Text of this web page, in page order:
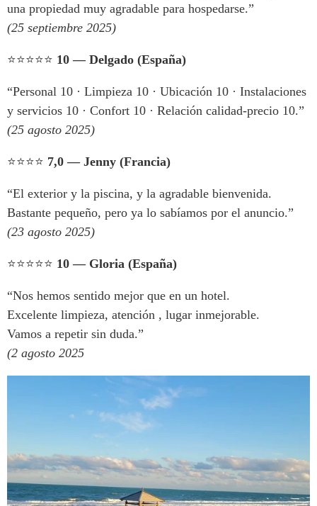
una propiedad muy agradable para hospedarse.”
(25 septiembre 2025)
⭐️⭐️⭐️⭐️⭐️ 10 — Delgado (España)
“Personal 10 · Limpieza 10 · Ubicación 10 · Instalaciones
y servicios 10 · Confort 10 · Relación calidad-precio 10.”
(25 agosto 2025)
⭐️⭐️⭐️⭐️ 7,0 — Jenny (Francia)
“El exterior y la piscina, y la agradable bienvenida.
Bastante pequeño, pero ya lo sabíamos por el anuncio.”
(23 agosto 2025)
⭐️⭐️⭐️⭐️⭐️ 10 — Gloria (España)
“Nos hemos sentido mejor que en un hotel.
Excelente limpieza, atención , lugar inmejorable.
Vamos a repetir sin duda.”
(2 agosto 2025